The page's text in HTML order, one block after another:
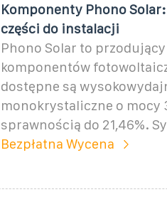
Komponenty Phono
części do instalacji
Phono Solar to
komponentów
dostępne są
monokrystaliczne o mocy
sprawnością do 21,46%.
Bezpłatna Wycena